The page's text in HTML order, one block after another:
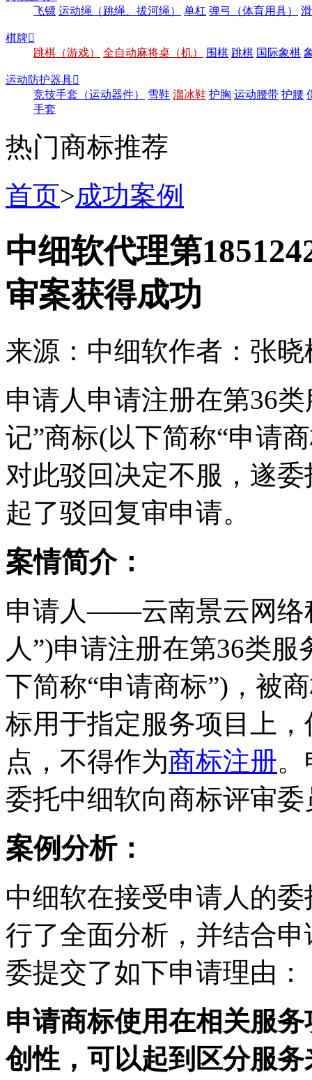
飞镖 运动绳（跳绳、拔河绳） 单杠 弹弓（体育用具）
棋牌
跳棋（游戏）
全自动麻将桌（机） 围棋 跳棋 国际象棋
运动防护器具
竞技手套（运动器件）
雪鞋 溜冰鞋 护胸 运动腰带 护腰
手套
热门商标推荐
首页>成功案例
中细软代理第
审案获得成功
来源：中细软作者：张晓
申请人申请注册在第36
记”商标(以下简称“申请
对此驳回决定不服，遂
起了驳回复审申请。
案情简介：
申请人——云南景云网络
人”)申请注册在第36类服
下简称“申请商标”)，被
标用于指定服务项目上
点，不得作为商标注册
委托中细软向商标评审
案例分析：
中细软在接受申请人的
行了全面分析，并结合
委提交了如下申请理由：
申请商标使用在相关服
创性，可以起到区分服